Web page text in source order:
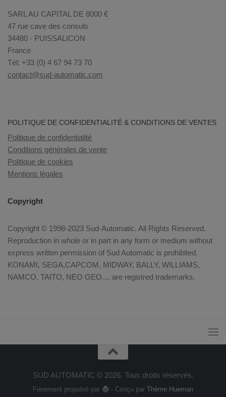
SARL AU CAPITAL DE 8000 €
47 rue cave des consuls
34480 - PUISSALICON
France
Tél: +33 (0) 4 67 94 73 70
contact@sud-automatic.com
POLITIQUE DE CONFIDENTIALITÉ & CONDITIONS DE VENTES
Politique de confidentialité
Conditions générales de vente
Politique de cookies
Mentions légales
Copyright
Copyright © 1998-2023 Sud-Automatic. All Rights Reserved.
Reproduction in whole or in part in any form or medium without
express written permission of Sud Automatic is prohibited.
KONAMI, SEGA,CAPCOM, MIDWAY, BALLY, WILLIAMS,
NAMCO, TAITO, NEO GEO.... are registred trademarks.
SUD AUTOMATIC © 2026. Tous droits réservés.
Fièrement propulsé par - Conçu par Thème Hueman